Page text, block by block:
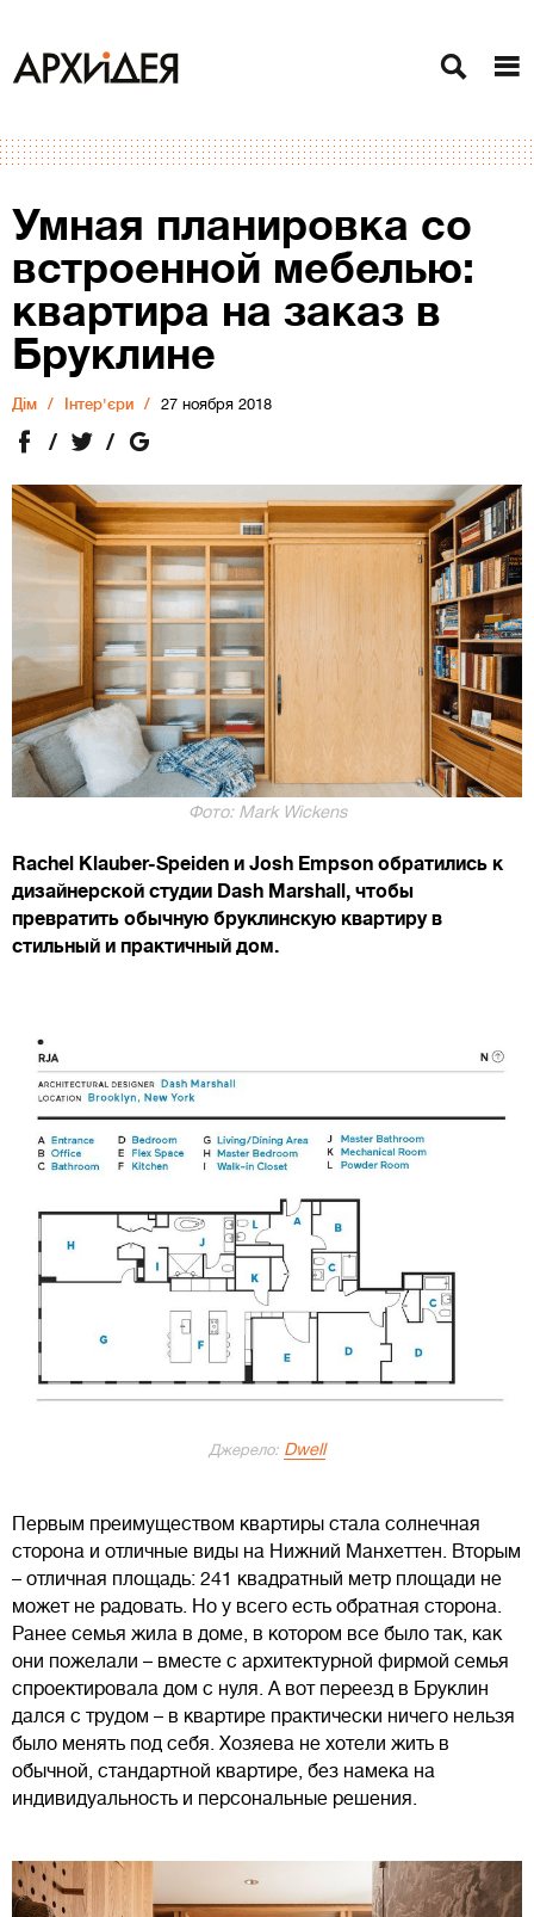
Умная планировка со
встроенной мебелью:
квартира на заказ в
Бруклине
Дiм Інтер'єри 27 ноября 2018
Фото: Mark Wickens
Rachel Klauber-Speiden и Josh Empson обратились к
дизайнерской студии Dash Marshall, чтобы
превратить обычную бруклинскую квартиру в
стильный и практичный дом.
Джерело: Dwell
Первым преимуществом квартиры стала солнечная
сторона и отличные виды на Нижний Манхеттен. Вторым
– отличная площадь: 241 квадратный метр площади не
может не радовать. Но у всего есть обратная сторона.
Ранее семья жила в доме, в котором все было так, как
они пожелали – вместе с архитектурной фирмой семья
спроектировала дом с нуля. А вот переезд в Бруклин
дался с трудом – в квартире практически ничего нельзя
было менять под себя. Хозяева не хотели жить в
обычной, стандартной квартире, без намека на
индивидуальность и персональные решения.